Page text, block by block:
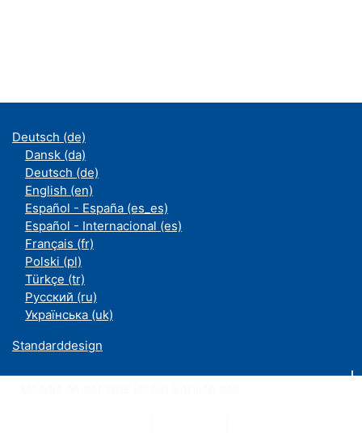
Deutsch ‎(de)‎
Dansk ‎(da)‎
Deutsch ‎(de)‎
English ‎(en)‎
Español - España ‎(es_es)‎
Español - Internacional ‎(es)‎
Français ‎(fr)‎
Polski ‎(pl)‎
Türkçe ‎(tr)‎
Русский ‎(ru)‎
Українська ‎(uk)‎
Standarddesign